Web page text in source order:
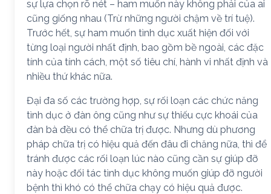
sự lựa chọn rõ nét – ham muốn này không phải của ai
cũng giống nhau (Trừ những người chậm về trí tuệ).
Trước hết, sự ham muốn tình dục xuất hiện đối với
từng loại người nhất định, bao gồm bề ngoài, các đặc
tính của tính cách, một số tiêu chí, hành vi nhất định và
nhiều thứ khác nữa.
Đại đa số các trường hợp, sự rối loạn các chức năng
tình dục ở đàn ông cũng như sự thiếu cực khoái của
đàn bà đều có thể chữa trị được. Nhưng dù phương
pháp chữa trị có hiệu quả đến đâu đi chăng nữa, thì để
tránh được các rối loạn lúc nào cũng cần sự giúp đỡ
này hoặc đối tác tình dục không muốn giúp đỡ người
bệnh thì khó có thể chữa chạy có hiệu quả được.